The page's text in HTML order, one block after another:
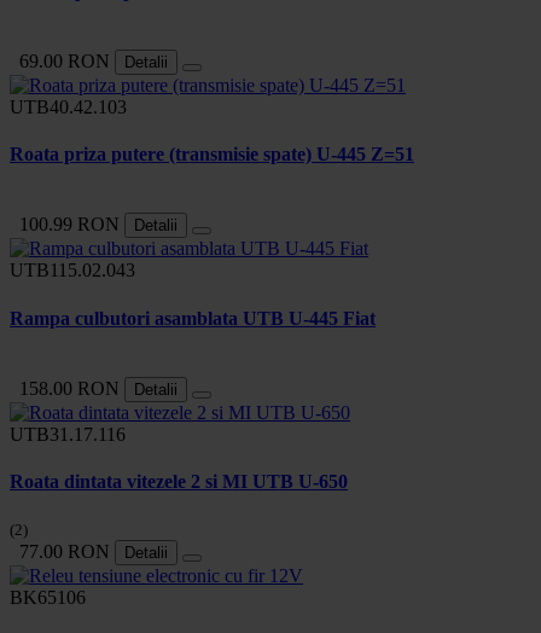
69.00 RON Detalii
UTB40.42.103
Roata priza putere (transmisie spate) U-445 Z=51
100.99 RON Detalii
UTB115.02.043
Rampa culbutori asamblata UTB U-445 Fiat
158.00 RON Detalii
UTB31.17.116
Roata dintata vitezele 2 si MI UTB U-650
(2)
77.00 RON Detalii
BK65106